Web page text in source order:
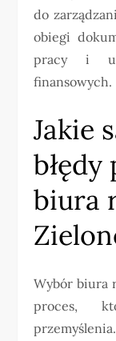
do
obiegi
pracy i
finansowych.
Jakie
biura
Wybór biura
proces,